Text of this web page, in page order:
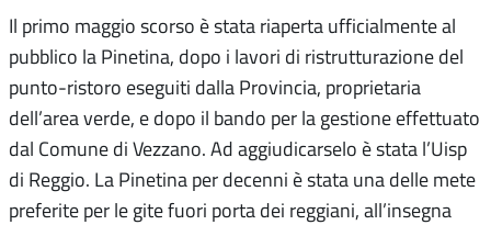
Il primo maggio scorso è stata riaperta ufficialmente al
pubblico la Pinetina, dopo i lavori di ristrutturazione del
punto-ristoro eseguiti dalla Provincia, proprietaria
dell’area verde, e dopo il bando per la gestione effettuato
dal Comune di Vezzano. Ad aggiudicarselo è stata l’Uisp
di Reggio. La Pinetina per decenni è stata una delle mete
preferite per le gite fuori porta dei reggiani, all’insegna